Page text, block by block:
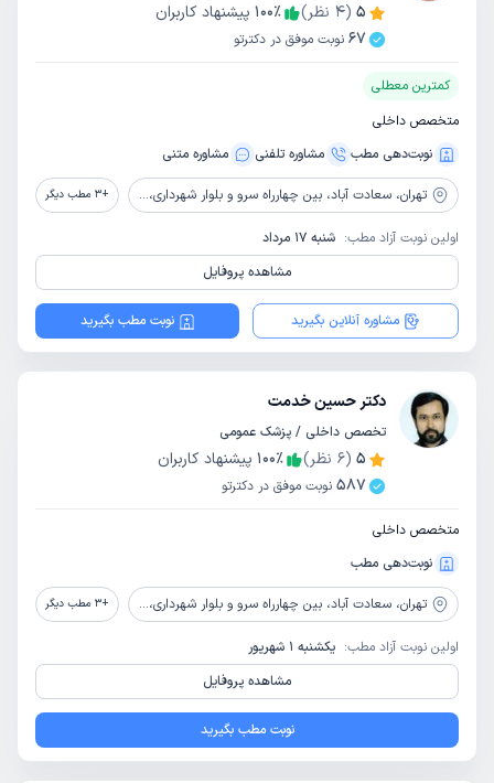
5
(
4 نظر) 100٪
پیشنهاد کاربران
67 نوبت موفق در دکترتو
کمترین معطلی
متخصص داخلی
نوبت‌دهی مطب
مشاوره‌ تلفنی مشاوره‌ متنی
تهران، سعادت آباد، بین چهارراه سرو و بلوار شهرداری، خیابان ریاضی بخشایش، پلاک 4 +
3 مطب دیگر
اولین نوبت آزاد مطب: شنبه 17 مرداد
مشاهده پروفایل
مشاوره آنلاین بگیرید نوبت مطب بگیرید
دکتر حسین خدمت
تخصص داخلی / پزشک عمومی
5
(
6 نظر) 100٪
پیشنهاد کاربران
587 نوبت موفق در دکترتو
متخصص داخلی
نوبت‌دهی مطب
تهران، سعادت آباد، بین چهارراه سرو و بلوار شهرداری، خیابان ریاضی بخشایش، پلاک 4 +
3 مطب دیگر
اولین نوبت آزاد مطب: یکشنبه 1 شهریور
مشاهده پروفایل
نوبت مطب بگیرید